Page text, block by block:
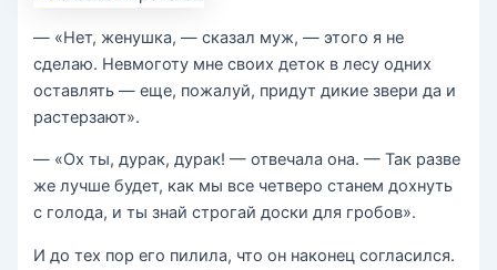
— «Нет, женушка, — сказал муж, — этого я не
сделаю. Невмоготу мне своих деток в лесу одних
оставлять — еще, пожалуй, придут дикие звери да и
растерзают».
— «Ох ты, дурак, дурак! — отвечала она. — Так разве
же лучше будет, как мы все четверо станем дохнуть
с голода, и ты знай строгай доски для гробов».
И до тех пор его пилила, что он наконец согласился.